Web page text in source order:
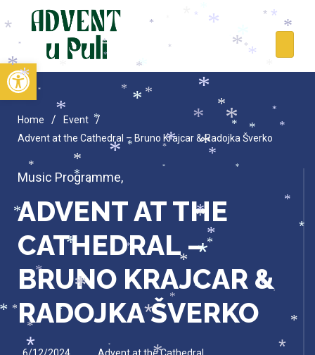
Open toolbar
Home / Event /
Advent at the Cathedral – Bruno Krajcar & Radojka Šverko
Music Programme,
ADVENT AT THE
CATHEDRAL –
BRUNO KRAJCAR &
RADOJKA ŠVERKO
*
*
*
*
*
*
*
*
*
* *
*
*
*
*
*
*
*
*
*
*
*
*
*
*
*
*
*
*
*
*
*
*
*
*
*
*
*
*
*
*
*
*
*
*
*
*
*
*
*
*
*
*
*
*
*
*
*
*
*